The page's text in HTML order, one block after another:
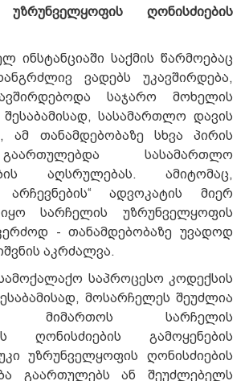
ღონისძიების
ინსტანციაში საქმის წარმოებაც
ვადებს უკავშირდება,
საჯარო მოხელის
შესაბამისად, სასამართლო დავის
ამ თანამდებობაზე სხვა პირის
სასამართლო
აღსრულებას. ამიტომაც,
არჩევნების“ ადვოკატის მიერ
სარჩელის უზრუნველყოფის
- თანამდებობაზე უვადოდ
აკრძალვა.
საპროცესო კოდექსის
მოსარჩელეს შეუძლია
მიმართოს სარჩელის
ღონისძიების გამოყენების
უზრუნველყოფის ღონისძიების
გაართულებს ან შეუძლებელს